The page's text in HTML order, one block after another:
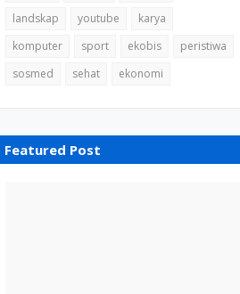
landskap
youtube
karya
komputer
sport ekobis
peristiwa
sosmed
sehat ekonomi
Featured Post